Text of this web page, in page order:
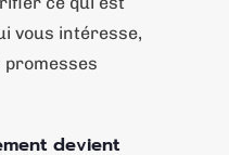
vous intéresse,
promesses
devient